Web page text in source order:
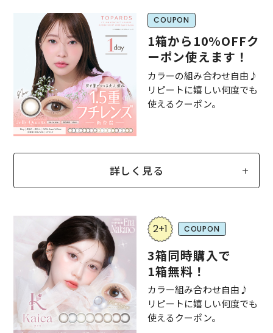
COUPON
1箱から10%OFFク
ーポン使えます！
カラーの組み合わせ自由♪
リピートに嬉しい何度でも
使えるクーポン。
詳しく見る
2+1 COUPON
3箱同時購入で
1箱無料！
カラー組み合わせ自由♪
リピートに嬉しい何度でも
使えるクーポン。